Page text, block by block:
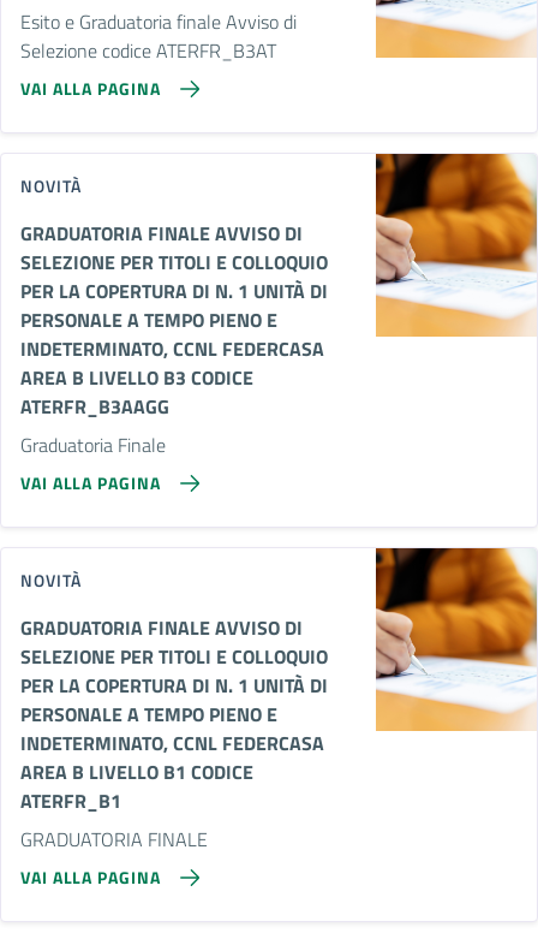
Esito e Graduatoria finale Avviso di
Selezione codice ATERFR_B3AT
VAI ALLA PAGINA
NOVITÀ
GRADUATORIA FINALE AVVISO DI
SELEZIONE PER TITOLI E COLLOQUIO
PER LA COPERTURA DI N. 1 UNITÀ DI
PERSONALE A TEMPO PIENO E
INDETERMINATO, CCNL FEDERCASA
AREA B LIVELLO B3 CODICE
ATERFR_B3AAGG
Graduatoria Finale
VAI ALLA PAGINA
NOVITÀ
GRADUATORIA FINALE AVVISO DI
SELEZIONE PER TITOLI E COLLOQUIO
PER LA COPERTURA DI N. 1 UNITÀ DI
PERSONALE A TEMPO PIENO E
INDETERMINATO, CCNL FEDERCASA
AREA B LIVELLO B1 CODICE
ATERFR_B1
GRADUATORIA FINALE
VAI ALLA PAGINA